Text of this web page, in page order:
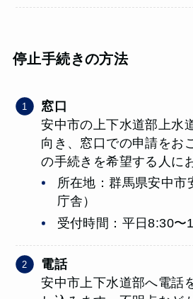
停止手続きの方法
窓口
安中市の上下水道部上水
向き、窓口での申請をお
の手続きを希望する人に
所在地：群馬県安中市
庁舎）
受付時間：平日8:30〜
電話
安中市上下水道部へ電話